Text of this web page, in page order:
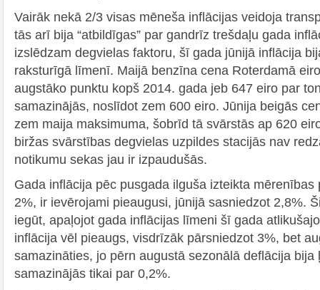
Vairāk nekā 2/3 visas mēneša inflācijas veidoja
tās arī bija “atbildīgas” par gandrīz trešdaļu gada
izslēdzam degvielas faktoru, šī gada jūnijā inflācija
raksturīgā līmenī. Maijā benzīna cena Roterdamā
augstāko punktu kopš 2014. gada jeb 647 eiro par
samazinājās, noslīdot zem 600 eiro. Jūnija beigās
zem maija maksimuma, šobrīd tā svārstās ap 620
biržas svārstības degvielas uzpildes stacijās nav
notikumu sekas jau ir izpaudušās.
Gada inflācija pēc pusgada ilguša izteikta mērenības
2%, ir ievērojami pieaugusi, jūnijā sasniedzot 2,8%.
iegūt, apaļojot gada inflācijas līmeni šī gada
inflācija vēl pieaugs, visdrīzāk pārsniedzot 3%, bet
samazināties, jo pērn augustā sezonālā deflācija bija
samazinājās tikai par 0,2%.